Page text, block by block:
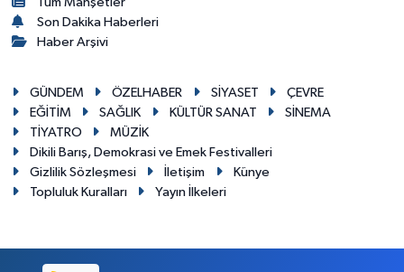
Son Dakika Haberleri
Haber Arşivi
GÜNDEM ÖZELHABER SİYASET
ÇEVRE
EĞİTİM
SAĞLIK KÜLTÜR SANAT
SİNEMA
TİYATRO
MÜZİK
Dikili Barış, Demokrasi ve Emek Festivalleri
Gizlilik Sözleşmesi
İletişim
Künye
Topluluk Kuralları
Yayın İlkeleri